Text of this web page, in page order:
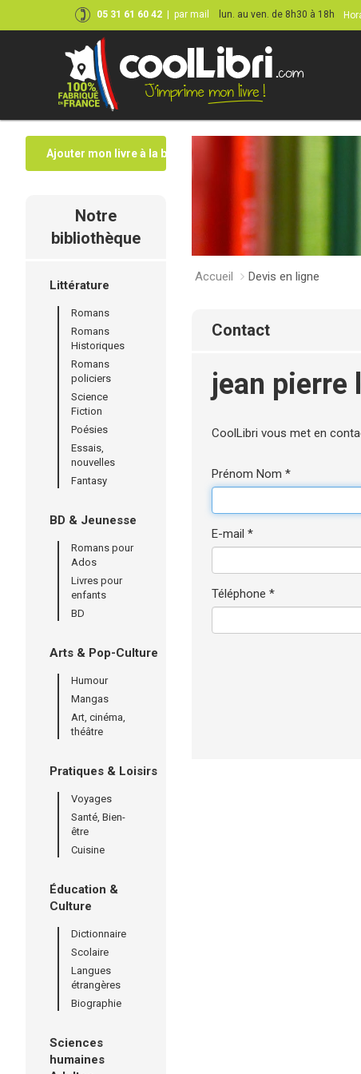
05 31 61 60 42 par mail lun. au ven. de 8h30 à 18h
Ajouter mon livre à la bibliothèque
Notre
bibliothèque
Littérature
Romans
Romans
Historiques
Romans
policiers
Science
Fiction
Poésies
Essais,
nouvelles
Fantasy
BD & Jeunesse
Romans pour
Ados
Livres pour
enfants
BD
Arts & Pop-Culture
Humour
Mangas
Art, cinéma,
théâtre
Pratiques & Loisirs
Voyages
Santé, Bien-
être
Cuisine
Éducation &
Culture
Dictionnaire
Scolaire
Langues
étrangères
Biographie
Sciences
humaines
Accueil Devis en ligne
contact
jean pierre
CoolLibri vous met en
Prénom Nom *
E-mail *
Téléphone *